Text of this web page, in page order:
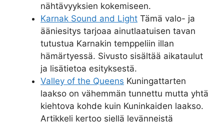
nähtävyyksien kokemiseen.
Karnak Sound and Light Tämä valo- ja
ääniesitys tarjoaa ainutlaatuisen tavan
tutustua Karnakin temppeliin illan
hämärtyessä. Sivusto sisältää aikataulut
ja lisätietoa esityksestä.
Valley of the Queens Kuningattarten
laakso on vähemmän tunnettu mutta yhtä
kiehtova kohde kuin Kuninkaiden laakso.
Artikkeli kertoo siellä levänneistä